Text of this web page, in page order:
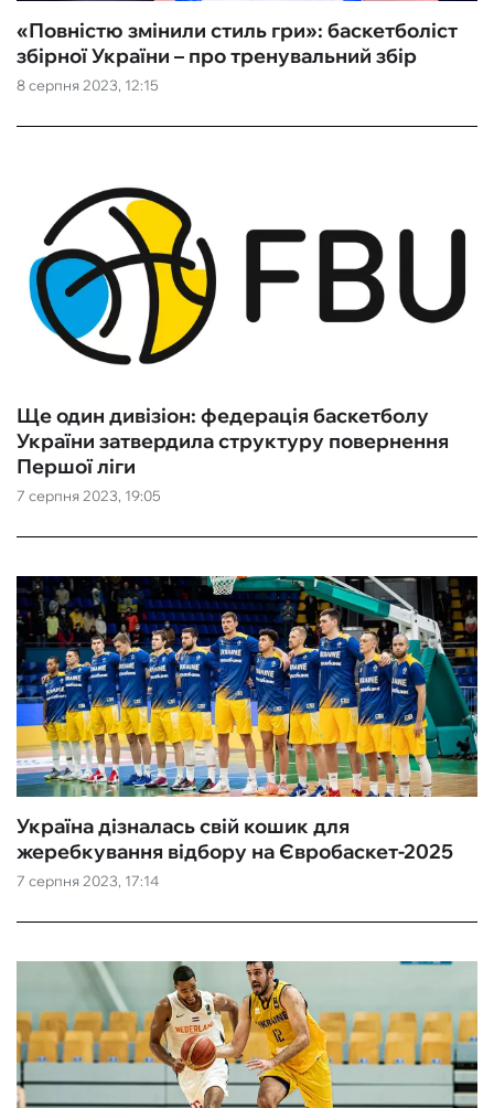
8 серпня 2023, 12:15
«Повністю змінили стиль гри»: баскетболіст
збірної України – про тренувальний збір
7 серпня 2023, 19:05
Ще один дивізіон: федерація баскетболу
України затвердила структуру повернення
Першої ліги
7 серпня 2023, 17:14
Україна дізналась свій кошик для
жеребкування відбору на Євробаскет-2025